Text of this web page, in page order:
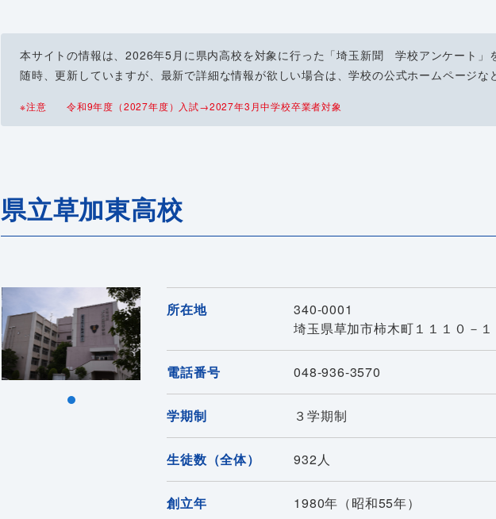
本サイトの情報は、2026年5月に県内高校を対象に行った「埼玉新聞 学校アンケート」
随時、更新していますが、最新で詳細な情報が欲しい場合は、学校の公式ホームページな
※注意 令和9年度（2027年度）入試→2027年3月中学校卒業者対象
県立草加東高校
所在地
340-0001
埼玉県草加市柿木町１１１０－１
電話番号 048-936-3570
学期制 ３学期制
生徒数（全体） 932人
創立年 1980年（昭和55年）